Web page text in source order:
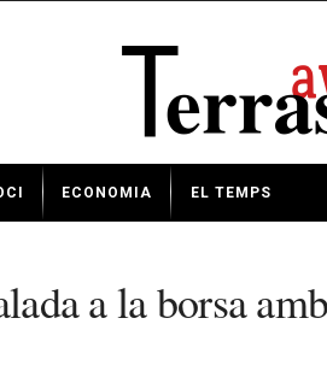
ECONOMIA EL TEMPS
a la borsa